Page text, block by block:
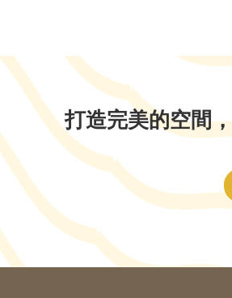
打造完美的空間